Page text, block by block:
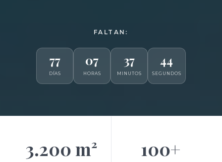
FALTAN:
77
DÍAS
07
HORAS
37
MINUTOS
43
SEGUNDOS
3.200 m² 100+